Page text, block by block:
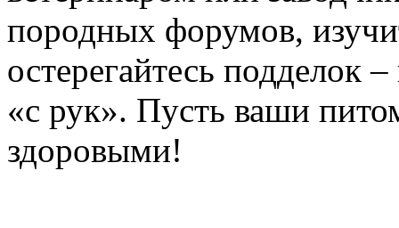
породных форумов,
остерегайтесь подделок
«с рук». Пусть ваши
здоровыми!